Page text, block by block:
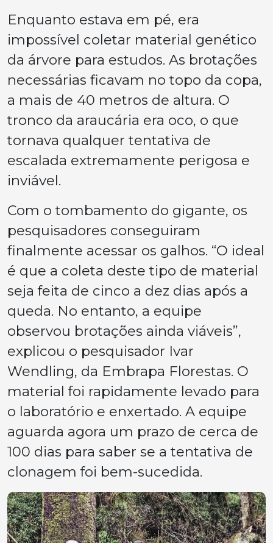
Enquanto estava em pé, era
impossível coletar material genético
da árvore para estudos. As brotações
necessárias ficavam no topo da copa,
a mais de 40 metros de altura. O
tronco da araucária era oco, o que
tornava qualquer tentativa de
escalada extremamente perigosa e
inviável.
Com o tombamento do gigante, os
pesquisadores conseguiram
finalmente acessar os galhos. “O ideal
é que a coleta deste tipo de material
seja feita de cinco a dez dias após a
queda. No entanto, a equipe
observou brotações ainda viáveis”,
explicou o pesquisador Ivar
Wendling, da Embrapa Florestas. O
material foi rapidamente levado para
o laboratório e enxertado. A equipe
aguarda agora um prazo de cerca de
100 dias para saber se a tentativa de
clonagem foi bem-sucedida.